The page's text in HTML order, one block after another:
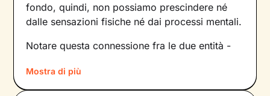
fondo, quindi, non possiamo prescindere né
dalle sensazioni fisiche né dai processi mentali.
Notare questa connessione fra le due entità -
situazioni in cui il benessere corporeo o la sua
mancanza sono direttamente coinvolti, ma si
Mostra di più